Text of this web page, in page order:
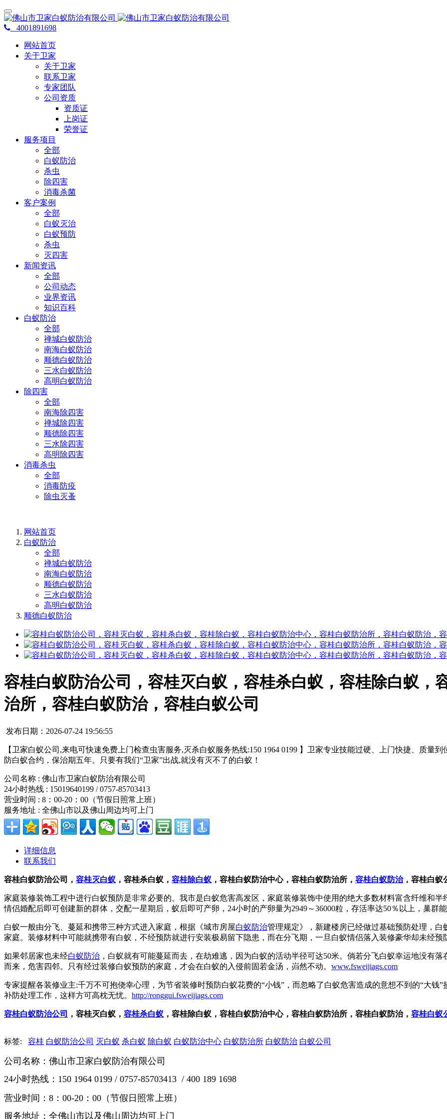
4001891698
网站首页
关于卫家
关于卫家
联系卫家
专家团队
公司资质
资质证
上岗证
荣誉证
服务项目
全部
白蚁防治
杀虫
除四害
消毒杀菌
客户案例
全部
白蚁灭治
白蚁预防
杀虫
灭四害
新闻资讯
全部
公司动态
业界资讯
知识百科
白蚁防治
全部
禅城白蚁防治
南海白蚁防治
顺德白蚁防治
三水白蚁防治
高明白蚁防治
除四害
全部
南海除四害
禅城除四害
顺德除四害
三水除四害
高明除四害
消毒杀虫
全部
消毒防疫
除虫灭蚤
网站首页
白蚁防治
全部
禅城白蚁防治
南海白蚁防治
顺德白蚁防治
三水白蚁防治
高明白蚁防治
顺德白蚁防治
容桂白蚁防治公司，容桂灭白蚁，容桂杀白蚁，容桂除白蚁，
治所，容桂白蚁防治，容桂白蚁公司
发布日期：2026-07-24 19:56:55
【卫家白蚁公司,来电可快速免费上门检查虫害服务,灭杀白蚁服务热线:150 1964 0199 】卫家专业技能过硬、上门快捷、质量
防白蚁合约，保治期五年。只要有我们“卫家”出战,就没有灭不了的白蚁！
公司名称 : 佛山市卫家白蚁防治有限公司
24小时热线 : 15019640199 / 0757-85703413
营业时间 : 8：00-20：00（节假日照常上班）
服务地址 : 全佛山市以及佛山周边均可上门
详细信息
联系我们
容桂白蚁防治公司， 容桂灭白蚁 ， 容桂杀白蚁， 容桂除白蚁 ，容桂白蚁防治中心，容桂白蚁防治所， 容桂白蚁防治，容桂白蚁
家庭装修装饰工程中进行白蚁预防是非常必要的。我市是白蚁危害高发区，家庭装修装饰中使用的绝大多数材料富含纤维和
情侣婚配后即可创建新的群体，交配一星期后，蚁后即可产卵，24小时的产卵量为2949～36000粒，存活率达50％以上，巢群
白蚁一般由分飞、蔓延和携带三种方式进入家庭，根据《城市房屋白蚁防治管理规定》，新建楼房已经做过基础预防处理，
家庭。装修材料中可能就携带有白蚁，不经预防就进行安装极易留下隐患，而在分飞期，一旦白蚁情侣落入装修豪华却未经预
如果邻居家也未经白蚁防治 ，白蚁就有可能蔓延而去，在劫难逃，因为白蚁的活动半径可达50米。倘若分飞白蚁幸运地没有
而来，危害四邻。只有经过装修白蚁预防的家庭，才会在白蚁的入侵前固若金汤，岿然不动。 www.fsweijiags.com
专家提醒各装修业主:千万不可抱侥幸心理，为节省装修时预防白蚁花费的“小钱”，而忽略了白蚁危害造成的意想不到的“大钱
补防处理工作，这样方可高枕无忧。 http://ronggui.fsweijiags.com
容桂白蚁防治公司 ，容桂灭白蚁， 容桂杀白蚁 ，容桂除白蚁，容桂白蚁防治中心，容桂白蚁防治所，容桂白蚁防治， 容桂白蚁
标签: 容桂 白蚁防治公司 灭白蚁 杀白蚁 除白蚁 白蚁防治中心 白蚁防治所 白蚁防治 白蚁公司
公司名称：佛山市卫家白蚁防治有限公司
24小时热线：150 1964 0199 / 0757-85703413 / 400 189 1698
营业时间：8：00-20：00（节假日照常上班）
服务地址：全佛山市以及佛山周边均可上门